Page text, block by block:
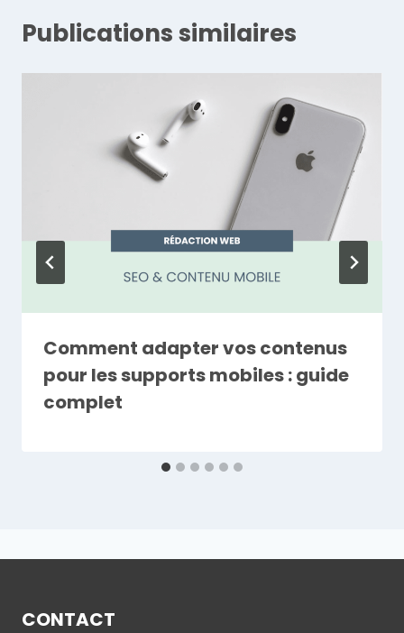
Publications similaires
Comment adapter vos contenus
pour les supports mobiles : guide
complet
CONTACT